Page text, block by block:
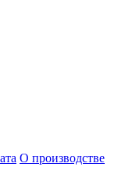
О производстве